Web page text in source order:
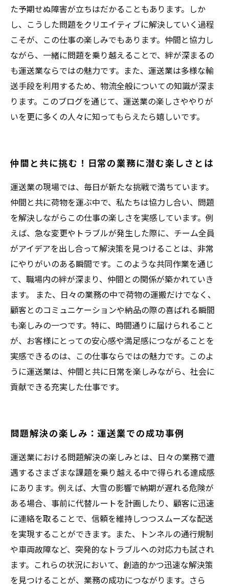
た予期せぬ障害が立ちはだかることもあります。しか
し、こうした問題をクリエイティブに解決していく過程
こそが、この仕事の楽しみでもあります。仲間と協力し
ながら、一緒に問題を乗り越えることで、絆が深まるの
も運送業ならではの魅力です。また、運送業は多様な輸
送手段を利用するため、物流全般についての知識が深ま
ります。このブログを通じて、運送業の楽しさややりが
いを更に多くの人々に知ってもらえたら嬉しいです。
仲間と共に挑む！日常の業務に潜む楽しさとは
運送業の現場では、毎日が新たな挑戦で満ちています。
仲間と共に荷物を運ぶ中で、私たちは協力し合い、問題
を解決しながらこの仕事の楽しさを実感しています。例
えば、急な変更やトラブルが発生した際に、チーム全員
がアイデアを出し合って解決策を見つけることは、非常
にやりがいのある瞬間です。このような共同作業を通じ
て、職場内の絆が深まり、仲間との関係が築かれていき
ます。 また、日々の業務の中で荷物の運搬だけでなく、
顧客とのコミュニケーションや納品の際の喜ばれる瞬間
も楽しみの一つです。特に、時間通りに届けられること
が、お客様にとっての安心感や満足感につながることを
実感できるのは、この仕事ならではの魅力です。このよ
うに運送業は、仲間と共に日常を楽しみながら、社会に
貢献できる充実した仕事です。
問題解決の楽しみ：運送業での成功事例
運送業における問題解決の楽しみとは、日々の業務で遭
遇するさまざまな課題を乗り越える中で得られる達成感
にあります。例えば、大雪の影響で納期が遅れる危険が
ある場合、事前に代替ルートを計画したり、顧客に迅速
に連絡を取ることで、信頼を維持しつつスムーズな配送
を実現することができます。また、トンネルの通行規制
や車両故障など、突発的なトラブルへの対応力も試され
ます。これらの状況において、創造的かつ迅速な解決策
を見つけることが、業務の成功につながります。さら